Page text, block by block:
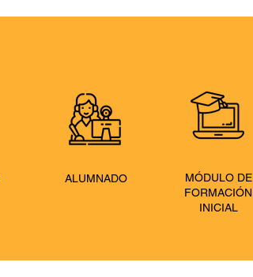
ALUMNADO
MÓDULO DE
FORMACIÓN
INICIAL